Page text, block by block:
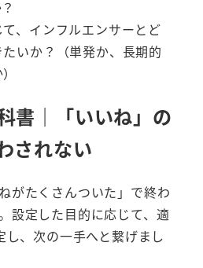
、インフルエンサーとど
いか？（単発か、長期的
書｜「いいね」の
されない
がたくさんついた」で終わ
設定した目的に応じて、適
、次の一手へと繋げまし